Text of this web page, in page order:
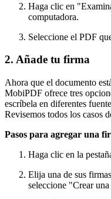
Haga clic en
computadora.
Seleccione el PDF
2. Añade tu firma
Ahora que el documento
MobiPDF ofrece tres
escríbela en diferentes
Revisemos todos los casos
Pasos para agregar una
Haga clic en la
Elija una de sus
seleccione "Crear